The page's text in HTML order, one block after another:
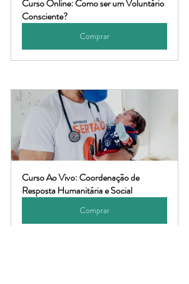
Curso Online: Como ser um Voluntário
Consciente?
Comprar
Curso Ao Vivo: Coordenação de
Resposta Humanitária e Social
Comprar